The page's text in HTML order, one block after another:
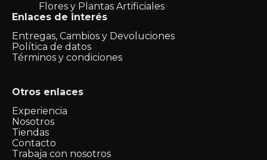
Flores y Plantas Artificiales
Enlaces de interés
Entregas, Cambios y Devoluciones
Política de datos
Términos y condiciones
Otros enlaces
Experiencia
Nosotros
Tiendas
Contacto
Trabaja con nosotros